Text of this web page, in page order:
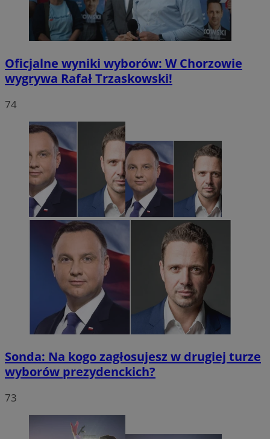
Oficjalne wyniki wyborów: W Chorzowie
wygrywa Rafał Trzaskowski!
74
Sonda: Na kogo zagłosujesz w drugiej turze
wyborów prezydenckich?
73